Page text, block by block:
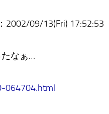
2002/09/13(Fri) 17:52:53
たなぁ…
064704.html